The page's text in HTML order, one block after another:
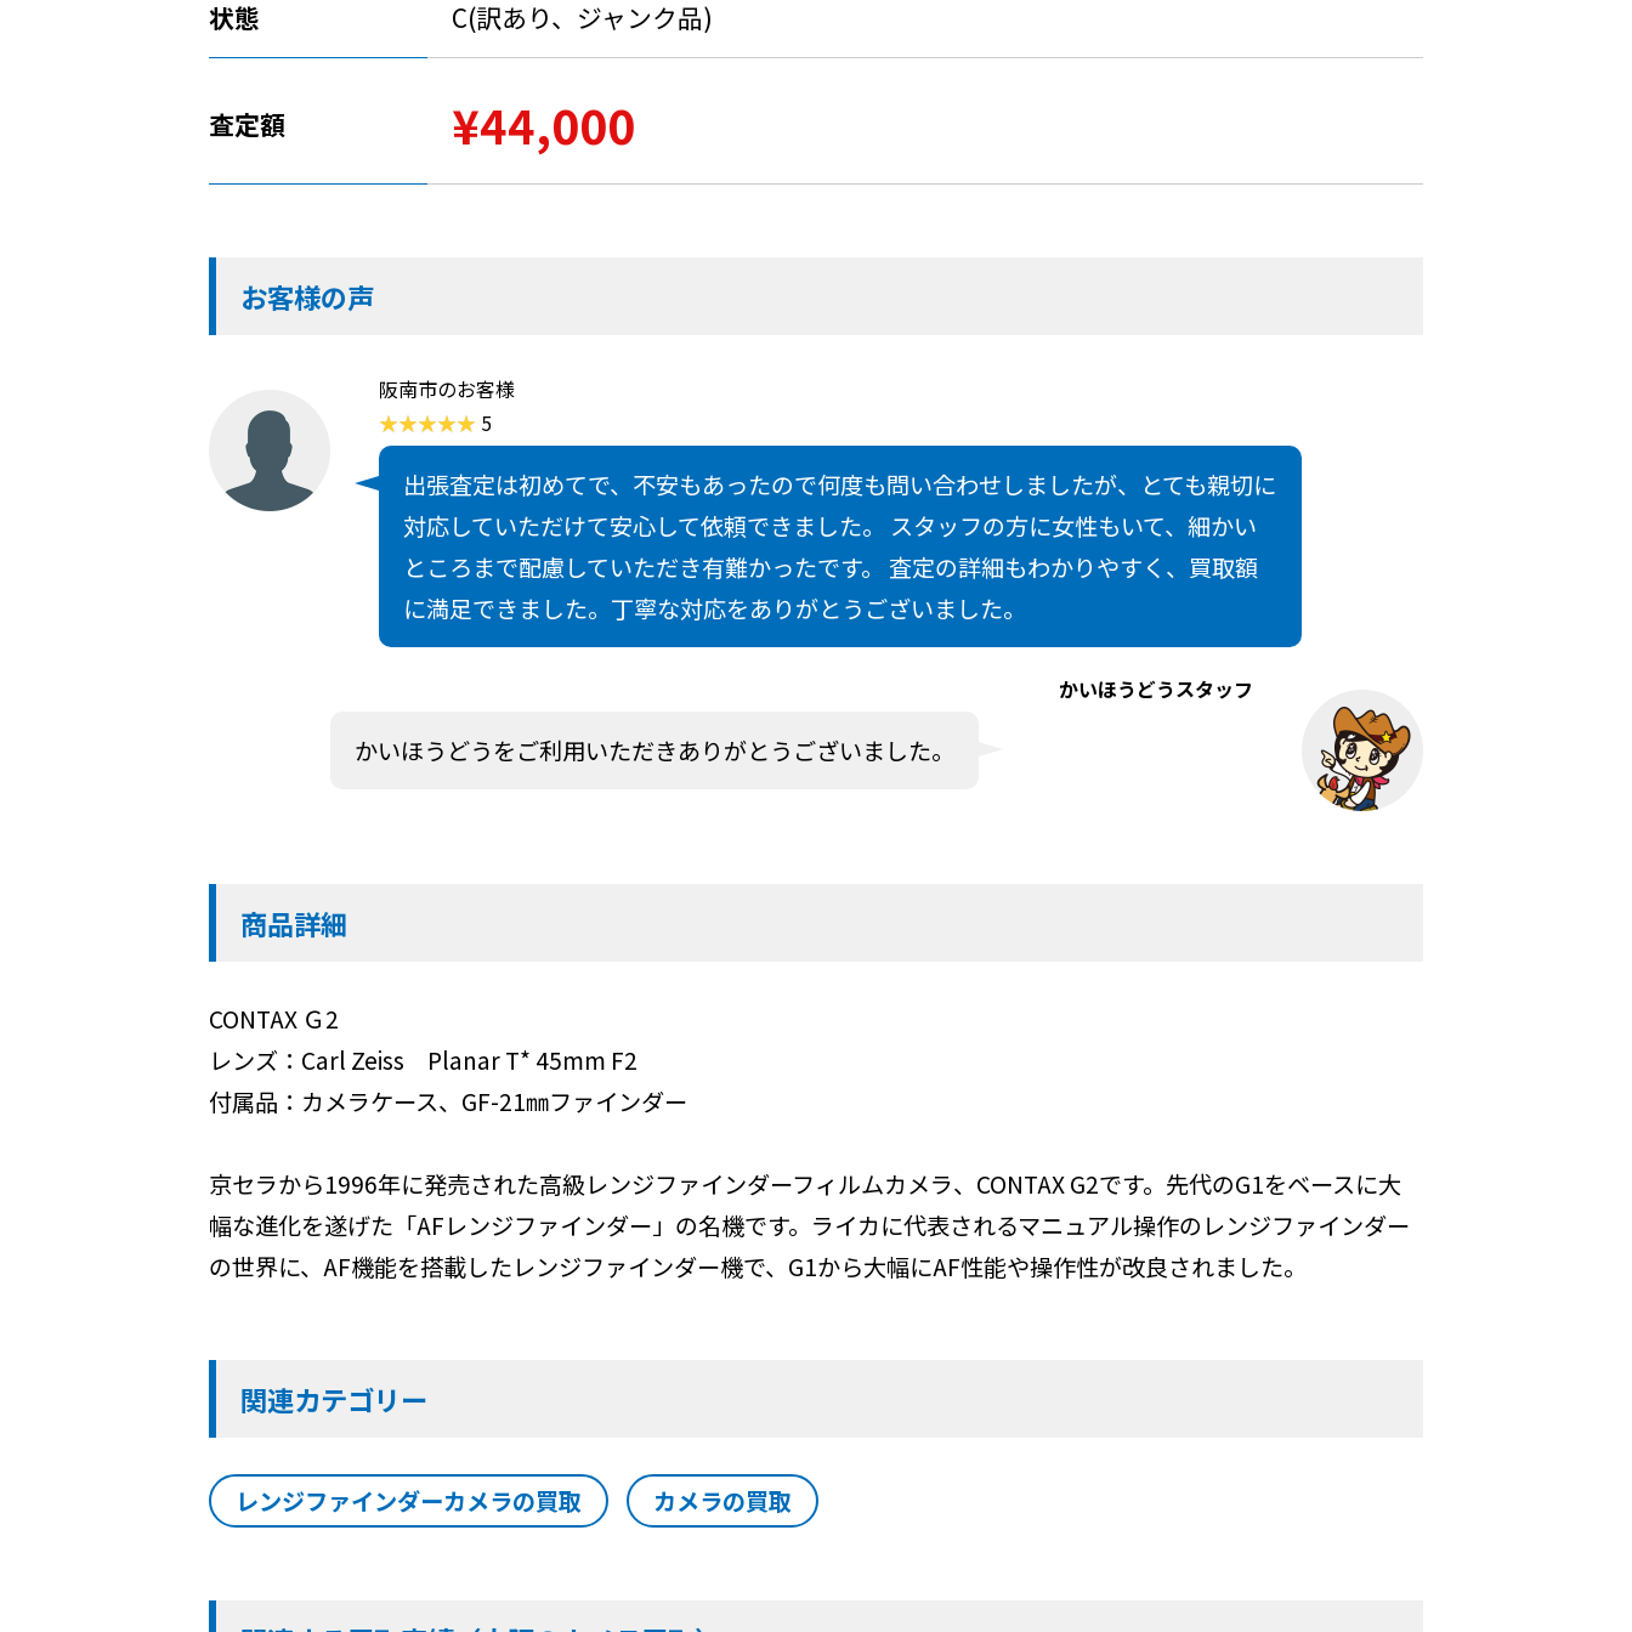
状態 C(訳あり、ジャンク品)
査定額 ¥44,000
お客様の声
阪南市のお客様
5
出張査定は初めてで、不安もあったので何度も問い合わせしましたが、とても親切に
対応していただけて安心して依頼できました。 スタッフの方に女性もいて、細かい
ところまで配慮していただき有難かったです。 査定の詳細もわかりやすく、買取額
に満足できました。丁寧な対応をありがとうございました。
かいほうどうスタッフ
かいほうどうをご利用いただきありがとうございました。
商品詳細
CONTAX Ｇ2
レンズ：Carl Zeiss Planar T* 45mm F2
付属品：カメラケース、GF-21㎜ファインダー
京セラから1996年に発売された高級レンジファインダーフィルムカメラ、CONTAX G2です。先代のG1をベースに大
幅な進化を遂げた「AFレンジファインダー」の名機です。ライカに代表されるマニュアル操作のレンジファインダー
の世界に、AF機能を搭載したレンジファインダー機で、G1から大幅にAF性能や操作性が改良されました。
関連カテゴリー
レンジファインダーカメラの買取 カメラの買取